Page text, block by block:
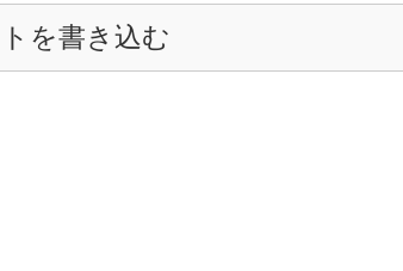
を書き込む